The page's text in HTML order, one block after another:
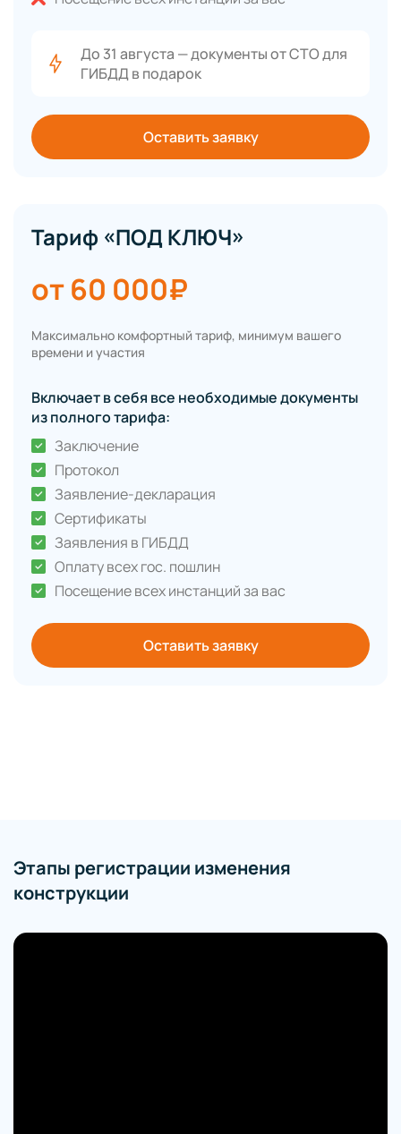
До 31 августа — документы от СТО для
ГИБДД в подарок
Оставить заявку
Тариф «ПОД КЛЮЧ»
от 60 000₽
Максимально комфортный тариф, минимум вашего
времени и участия
Включает в себя все необходимые документы
из полного тарифа:
Заключение
Протокол
Заявление-декларация
Сертификаты
Заявления в ГИБДД
Оплату всех гос. пошлин
Посещение всех инстанций за вас
Оставить заявку
Этапы регистрации изменения
конструкции